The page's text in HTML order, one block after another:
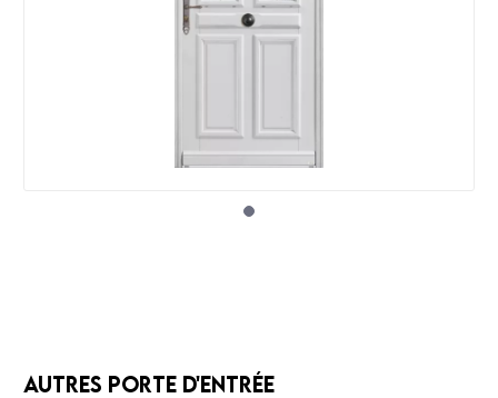
Autres Porte d'entrée